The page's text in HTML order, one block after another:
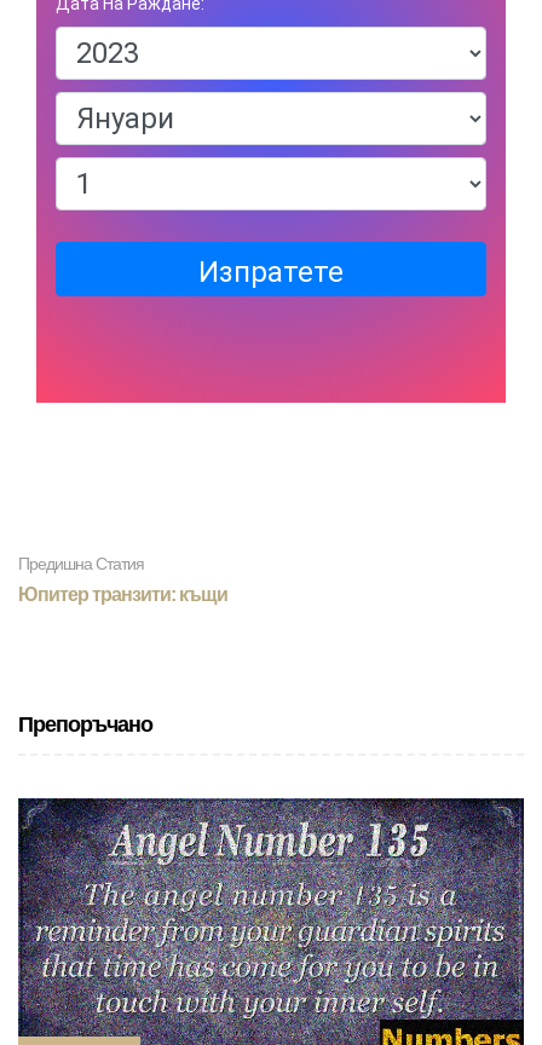
Изпратете
Предишна Статия
Юпитер транзити: къщи
Препоръчано